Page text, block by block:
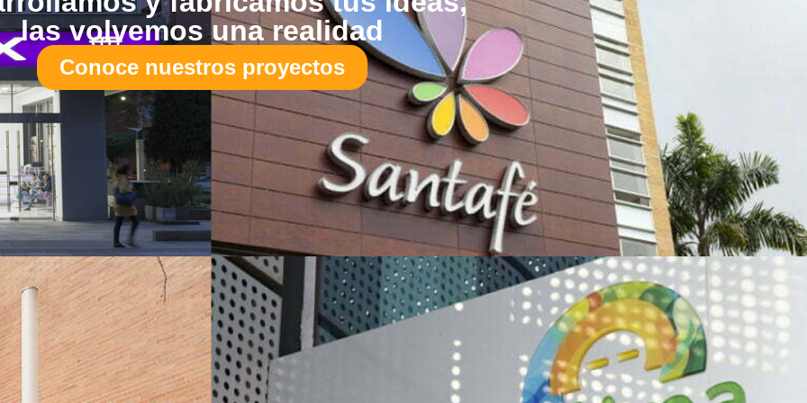
las volvemos una realidad
Conoce nuestros proyectos